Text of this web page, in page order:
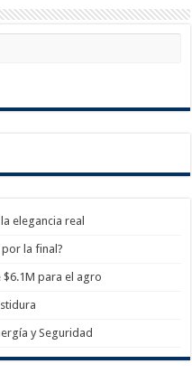
elegancia real
la final?
para el agro
y Seguridad